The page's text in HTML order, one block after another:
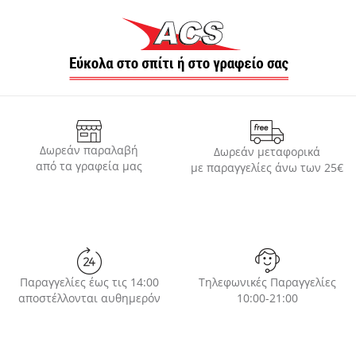
Δωρεάν παραλαβή
από τα γραφεία μας
Δωρεάν μεταφορικά
με παραγγελίες άνω των 25€
Παραγγελίες έως τις 14:00
αποστέλλονται αυθημερόν
Τηλεφωνικές Παραγγελίες
10:00-21:00